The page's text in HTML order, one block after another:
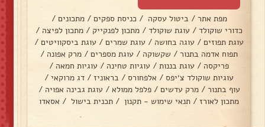
מפת אתר / ביטול עסקה / כניסת ספקים / מתכונים /
כדורי שוקולד / עוגת שוקולד / מתכון לפנקייק / מתכון לפיצה /
עוגת תפוזים / עוגה בחושה / עוגת שמרים / עוגת ביסקוויטים /
תפוח אדמה בתנור / שקשוקה / עוגת מספרים / מרק אפונה /
פריקסה / עוגת בננות / עוגיות טחינה / עוגיות חמאה /
עוגיות שוקולד צ׳יפס / אלפחורס / בראוניז / דג מרוקאי /
עוף בתנור / מרק עדשים / פלפל ממולא / עוגת גבינה אפויה /
מתכון לאורז / תנאי שימוש - תקנון / תכנית בישול / אסאדו